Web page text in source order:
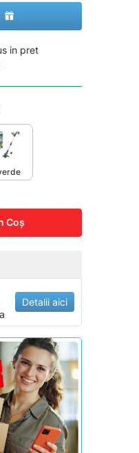
in pret
Coş
Detalii aici